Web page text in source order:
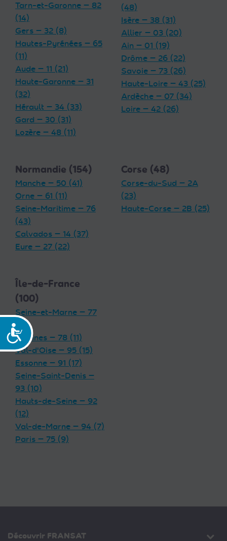
Accessibilité
Tarn-et-Garonne — 82
(14)
Gers — 32 (8)
Hautes-Pyrénées — 65
(11)
Aude — 11 (21)
Haute-Garonne — 31
(32)
Hérault — 34 (33)
Gard — 30 (31)
Lozère — 48 (11)
(48)
Isère — 38 (31)
Allier — 03 (20)
Ain — 01 (19)
Drôme — 26 (22)
Savoie — 73 (26)
Haute-Loire — 43 (25)
Ardèche — 07 (34)
Loire — 42 (26)
Normandie (154)
Manche — 50 (41)
Orne — 61 (11)
Seine-Maritime — 76
(43)
Calvados — 14 (37)
Eure — 27 (22)
Corse (48)
Corse-du-Sud — 2A
(23)
Haute-Corse — 2B (25)
Île-de-France
(100)
Seine-et-Marne — 77
(19)
Yvelines — 78 (11)
Val-d'Oise — 95 (15)
Essonne — 91 (17)
Seine-Saint-Denis —
93 (10)
Hauts-de-Seine — 92
(12)
Val-de-Marne — 94 (7)
Paris — 75 (9)
Découvrir FRANSAT